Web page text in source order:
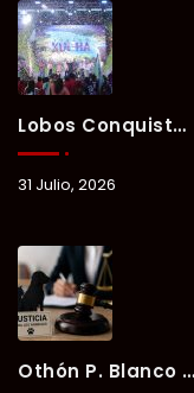
Lobos Conquista La Primera Competencia Del Verano Xul-Há 2026 En Una Noche Llena De Talento Y Energía.
31 Julio, 2026
Othón P. Blanco Refrenda Su Compromiso Contra El Maltrato Animal: Vinculan A Proceso A Presunto Responsable Tras Denuncia Del Ayuntamiento.